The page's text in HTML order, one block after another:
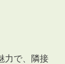
力で、隣接